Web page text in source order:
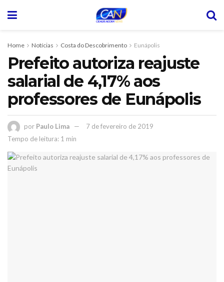
Home Notícias Costa do Descobrimento Eunápolis
Prefeito autoriza reajuste
salarial de 4,17% aos
professores de Eunápolis
por Paulo Lima
7 de fevereiro de 2019
Tempo de leitura: 1 min